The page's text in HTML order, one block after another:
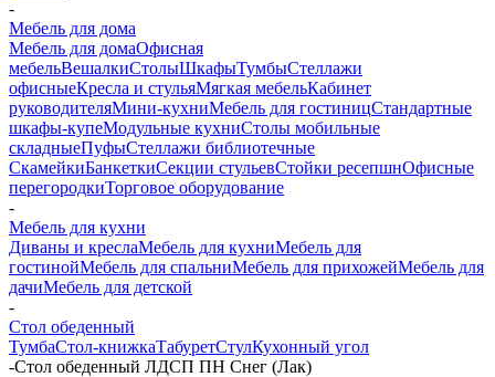
-
Мебель для дома
Мебель для домаОфисная
мебельВешалкиСтолыШкафыТумбыСтеллажи
офисныеКресла и стульяМягкая мебельКабинет
руководителяМини-кухниМебель для гостиницСтандартные
шкафы-купеМодульные кухниСтолы мобильные
складныеПуфыСтеллажи библиотечные
СкамейкиБанкеткиСекции стульевСтойки ресепшнОфисные
перегородкиТорговое оборудование
-
Мебель для кухни
Диваны и креслаМебель для кухниМебель для
гостинойМебель для спальниМебель для прихожейМебель для
дачиМебель для детской
-
Стол обеденный
ТумбаСтол-книжкаТабуретСтулКухонный угол
-Стол обеденный ЛДСП ПН Снег (Лак)